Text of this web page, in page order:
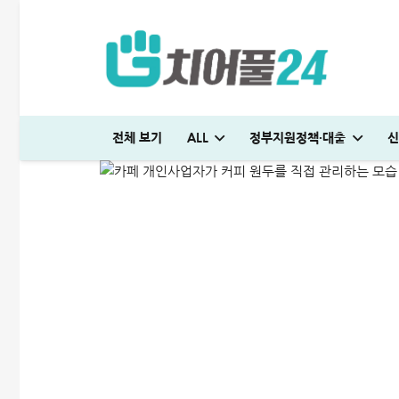
전체 보기 ALL 정부지원정책·대출